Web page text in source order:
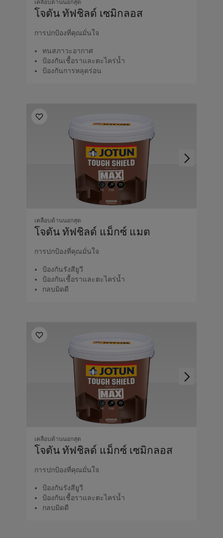
โจตัน ทัฟชิลด์ เซมิกลอส
การปกป้องที่คุณมั่นใจ
ทนสภาวะอากาศ
ป้องกันเชื้อราและตะไคร่น้ำ
ป้องกันการหลุดร่อน
เคลือบด้านนอกสุด
โจตัน ทัฟชิลด์ แม็กซ์ แมต
การปกป้องที่คุณมั่นใจ
ป้องกันรังสียูวี
ป้องกันเชื้อราและตะไคร่น้ำ
กลบมิดดี
เคลือบด้านนอกสุด
โจตัน ทัฟชิลด์ แม็กซ์ เซมิกลอส
การปกป้องที่คุณมั่นใจ
ป้องกันรังสียูวี
ป้องกันเชื้อราและตะไคร่น้ำ
กลบมิดดี